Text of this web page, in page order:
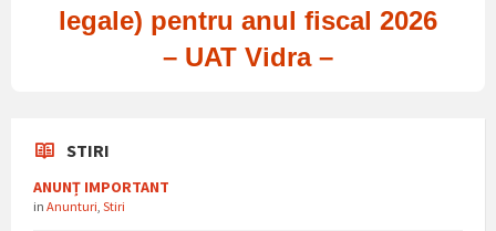
legale) pentru anul fiscal 2026
– UAT Vidra –
STIRI
ANUNȚ IMPORTANT
in Anunturi Stiri